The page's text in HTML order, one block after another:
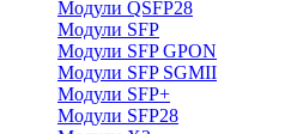
Модули QSFP28
Модули SFP
Модули SFP GPON
Модули SFP SGMII
Модули SFP+
Модули SFP28